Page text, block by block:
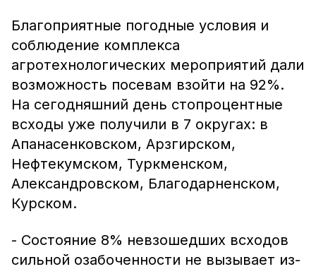
Благоприятные погодные условия и
соблюдение комплекса
агротехнологических мероприятий дали
возможность посевам взойти на 92%.
На сегодняшний день стопроцентные
всходы уже получили в 7 округах: в
Апанасенковском, Арзгирском,
Нефтекумском, Туркменском,
Александровском, Благодарненском,
Курском.
- Состояние 8% невзошедших всходов
сильной озабоченности не вызывает из-